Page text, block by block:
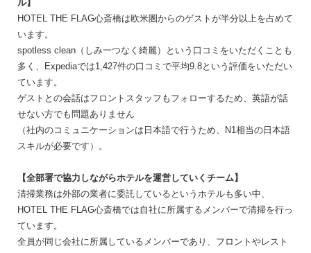
ル】
HOTEL THE FLAG心斎橋は欧米圏からのゲストが半分以上を占めて
います。
spotless clean（しみ一つなく綺麗）という口コミをいただくことも
多く、Expediaでは1,427件の口コミで平均9.8という評価をいただい
ています。
ゲストとの会話はフロントスタッフもフォローするため、英語が話
せない方でも問題ありません
（社内のコミュニケーションは日本語で行うため、N1相当の日本語
スキルが必要です）。
【全部署で協力しながらホテルを運営していくチーム】
清掃業務は外部の業者に委託しているというホテルも多い中、
HOTEL THE FLAG心斎橋では自社に所属するメンバーで清掃を行っ
ています。
全員が同じ会社に所属しているメンバーであり、フロントやレスト